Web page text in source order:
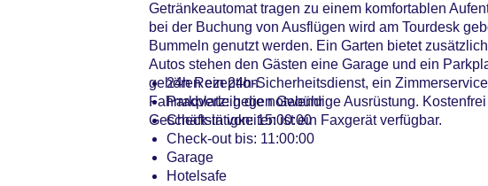
Getränkeautomat tragen zu einem komfortablen
bei der Buchung von Ausflügen wird am Tourdesk
Bummeln genutzt werden. Ein Garten bietet
Autos stehen den Gästen eine Garage und ein
gehören ein 24h-Sicherheitsdienst, ein
Fahrradverleih die notwendige Ausrüstung.
Geschäftstätigkeiten ist ein Faxgerät verfügbar.
24h Rezeption
Parkplatz: gegen Gebühr
Check-in von: 15:00:00
Check-out bis: 11:00:00
Garage
Hotelsafe